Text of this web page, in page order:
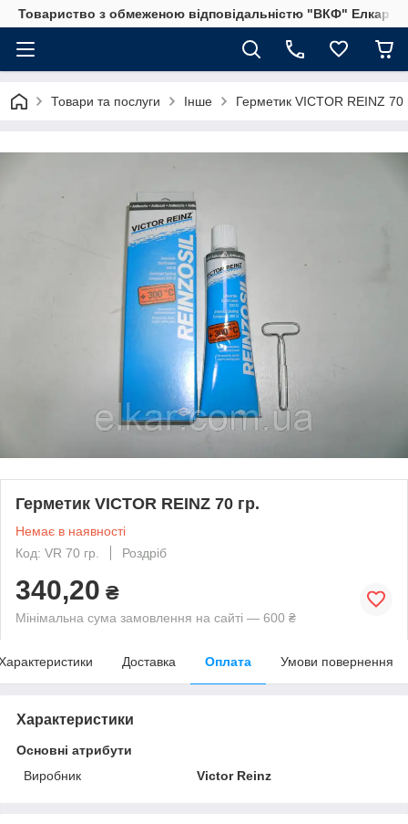
Товариство з обмеженою відповідальністю "ВКФ" Елкар"
Товари та послуги Інше Герметик VICTOR REINZ 70
Герметик VICTOR REINZ 70 гр.
Немає в наявності
Код: VR 70 гр.
Роздріб
340,20 ₴
Мінімальна сума замовлення на сайті — 600 ₴
Доставка Оплата Умови повернення
Характеристики
Основні атрибути
Виробник
Victor Reinz